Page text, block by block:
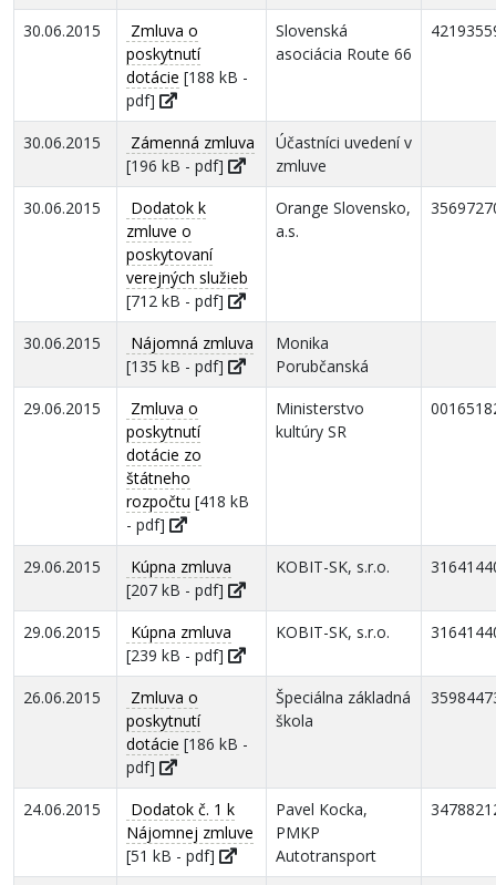
30.06.2015
Zmluva o
poskytnutí
dotácie [188 kB -
pdf]
Slovenská
asociácia Route 66
30.06.2015
Zámenná zmluva
[196 kB - pdf]
Účastníci uvedení v
zmluve
30.06.2015
Dodatok k
zmluve o
poskytovaní
verejných služieb
[712 kB - pdf]
Orange Slovensko,
a.s.
30.06.2015
Nájomná zmluva
[135 kB - pdf]
Monika
Porubčanská
29.06.2015
Zmluva o
poskytnutí
dotácie zo
štátneho
rozpočtu [418 kB
- pdf]
Ministerstvo
kultúry SR
29.06.2015
Kúpna zmluva
[207 kB - pdf]
KOBIT-SK, s.r.o.
29.06.2015
Kúpna zmluva
[239 kB - pdf]
KOBIT-SK, s.r.o.
26.06.2015
Zmluva o
poskytnutí
dotácie [186 kB -
pdf]
Špeciálna základná
škola
24.06.2015
Dodatok č. 1 k
Nájomnej zmluve
[51 kB - pdf]
Pavel Kocka,
PMKP
Autotransport